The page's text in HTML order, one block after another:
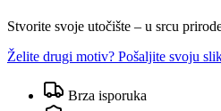
Stvorite svoje utočište – u srcu
Želite drugi motiv? Pošaljite svoju
Brza isporuka